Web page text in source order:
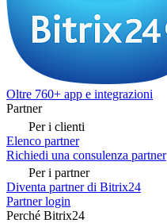
Oltre 760+ app e integrazioni
Partner
Per i clienti
Elenco partner
Richiedi una consulenza partner
Per i partner
Diventa partner di Bitrix24
Partner login
Perché Bitrix24